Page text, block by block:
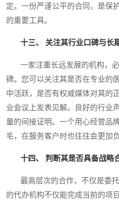
定。一份严谨公平的合同，是保
的重要工具。
十三、 关注其行业口碑与长
一家注重长远发展的机构，必
碑。您可以关注其是否在专业的
中活跃，是否有权威媒体对其的
业会议上发表见解。良好的行业
量的间接证明。一个用心经营品
毛，在服务客户时也往往会更加负
十四、 判断其是否具备战略
最高层次的合作，不仅是委托
的代办机构不仅能完成当前的项